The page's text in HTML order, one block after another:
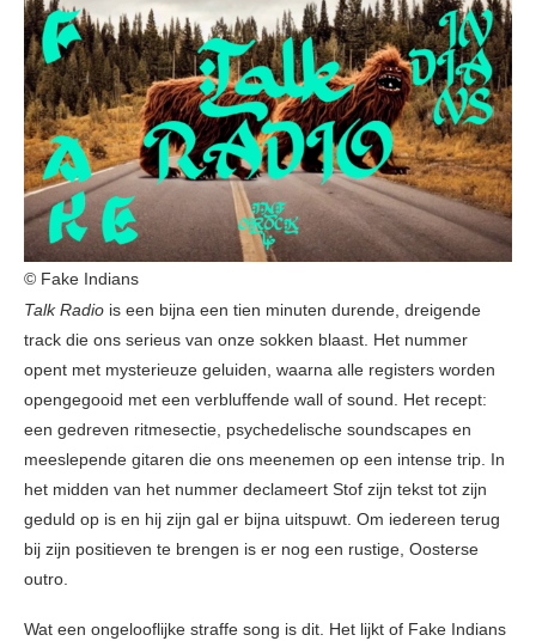
© Fake Indians
Talk Radio is een bijna een tien minuten durende, dreigende
track die ons serieus van onze sokken blaast. Het nummer
opent met mysterieuze geluiden, waarna alle registers worden
opengegooid met een verbluffende wall of sound. Het recept:
een gedreven ritmesectie, psychedelische soundscapes en
meeslepende gitaren die ons meenemen op een intense trip. In
het midden van het nummer declameert Stof zijn tekst tot zijn
geduld op is en hij zijn gal er bijna uitspuwt. Om iedereen terug
bij zijn positieven te brengen is er nog een rustige, Oosterse
outro.
Wat een ongelooflijke straffe song is dit. Het lijkt of Fake Indians